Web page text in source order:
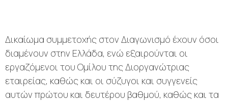
Δικαίωμα συμμετοχής στον Διαγωνισμό έχουν όσοι
διαμένουν στην Ελλάδα, ενώ εξαιρούνται οι
εργαζόμενοι του Ομίλου της Διοργανώτριας
εταιρείας, καθώς και οι σύζυγοι και συγγενείς
αυτών πρώτου και δευτέρου βαθμού, καθώς και τα